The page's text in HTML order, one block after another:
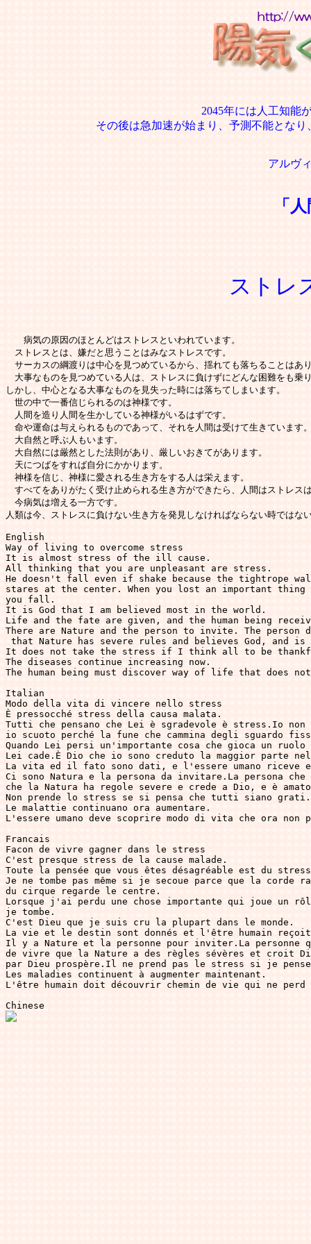
2045年には人工知能
その後は急加速が始まり、予測不能とな
アルヴ
「
ストレ
病気の原因のほとんどはストレスといわれています。
ストレスとは、嫌だと思うことはみなストレスです。
サーカスの綱渡りは中心を見つめているから、揺れても落ちることはあ
大事なものを見つめている人は、ストレスに負けずにどんな困難をも乗
しかし、中心となる大事なものを見失った時には落ちてしまいます。
世の中で一番信じられるのは神様です。
人間を造り人間を生かしている神様がいるはずです。
命や運命は与えられるものであって、それを人間は受けて生きています
大自然と呼ぶ人もいます。
大自然には厳然とした法則があり、厳しいおきてがあります。
天につばをすれば自分にかかります。
神様を信じ、神様に愛される生き方をする人は栄えます。
すべてをありがたく受け止められる生き方ができたら、人間はストレス
今病気は増える一方です。
人類は今、ストレスに負けない生き方を発見しなければならない時ではな
English
Way of living to overcome stress
It is almost stress of the ill cause.
All thinking that you are unpleasant are stress.
He doesn't fall even if shake because the tightrope
stares at the center. When you lost an important
you fall.
It is God that I am believed most in the world.
Life and the fate are given, and the human being
There are Nature and the person to invite. The person
that Nature has severe rules and believes God, and
It does not take the stress if I think all to be
The diseases continue increasing now.
The human being must discover way of life that does
Italian
Modo della vita di vincere nello stress
È pressocché stress della causa malata.
Tutti che pensano che Lei è sgradevole è stress.Io non
io scuoto perché la fune che cammina degli sguardo
Quando Lei persi un'importante cosa che gioca un
Lei cade.È Dio che io sono creduto la maggior parte nel
La vita ed il fato sono dati, e l'essere umano riceve
Ci sono Natura e la persona da invitare.La persona
che la Natura ha regole severe e crede a Dio, e è
Non prende lo stress se si pensa che tutti siano grati.
Le malattie continuano ora aumentare.
L'essere umano deve scoprire modo di vita che ora non
Francais
Facon de vivre gagner dans le stress
C'est presque stress de la cause malade.
Toute la pensée que vous êtes désagréable est du
Je ne tombe pas même si je secoue parce que la corde
du cirque regarde le centre.
Lorsque j'ai perdu une chose importante qui joue un
je tombe.
C'est Dieu que je suis cru la plupart dans le monde.
La vie et le destin sont donnés et l'être humain
Il y a Nature et la personne pour inviter.La
de vivre que la Nature a des règles sévères et croit
par Dieu prospère.Il ne prend pas le stress si je
Les maladies continuent à augmenter maintenant.
L'être humain doit découvrir chemin de vie qui ne perd